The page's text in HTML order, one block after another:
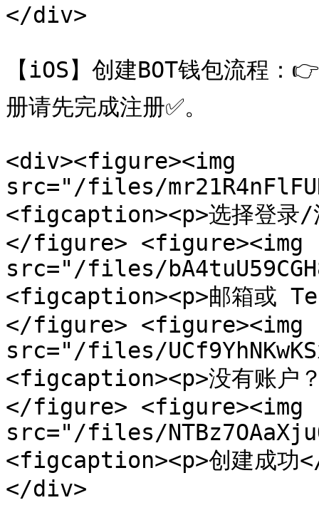
</div>
【iOS】创建BOT钱包流程
册请先完成注册✅。
<div><figure><img
src="/files/
<figcaption><p>选择登
</figure> <figure><img
src="/files/
<figcaption><p>邮箱或
</figure> <figure><img
src="/files/
<figcaption><p>没有账户
</figure> <figure><img
src="/files/
<figcaption><p>创建成
</div>